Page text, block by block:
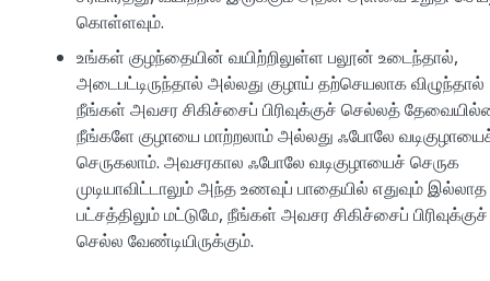
கொள்ளவும்.
உங்கள் குழந்தையின் வயிற்றிலுள்ள பலூன் உடைந்தால்,
அடைபட்டிருந்தால் அல்லது குழாய் தற்செயலாக விழுந்தால்
நீங்கள் அவசர சிகிச்சைப் பிரிவுக்குச் செல்லத்
நீங்களே குழாயை மாற்றலாம் அல்லது ஃபோலே
செருகலாம். அவசரகால ஃபோலே வடிகுழாயைச் செருக
முடியாவிட்டாலும் அந்த உணவுப் பாதையில் எதுவும் இல்லாத
பட்சத்திலும் மட்டுமே, நீங்கள் அவசர சிகிச்சைப் பிரிவுக்குச்
செல்ல வேண்டியிருக்கும்.